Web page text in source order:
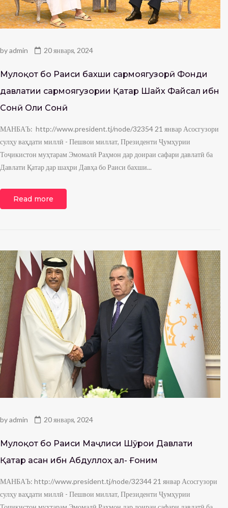
byadmin 20 января, 2024
Мулоқот бо Раиси бахши сармоягузорӣ Фонди
давлатии сармоягузории Қатар Шайх Файсал ибн
Сонӣ Оли Сонӣ
МАНБАЪ: http://www.president.tj/node/32354 21 январ Асосгузори
сулҳу ваҳдати миллӣ - Пешвои миллат, Президенти Ҷумҳурии
Тоҷикистон муҳтарам Эмомалӣ Раҳмон дар доираи сафари давлатӣ ба
Давлати Қатар дар шаҳри Давҳа бо Раиси бахши...
Read more
byadmin 20 января, 2024
Мулоқот бо Раиси Маҷлиси Шӯрои Давлати
Қатар Ҳасан ибн Абдуллоҳ ал- Ғоним
МАНБАЪ: http://www.president.tj/node/32344 21 январ Асосгузори
сулҳу ваҳдати миллӣ - Пешвои миллат, Президенти Ҷумҳурии